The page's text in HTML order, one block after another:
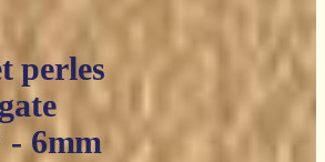
perles
6mm